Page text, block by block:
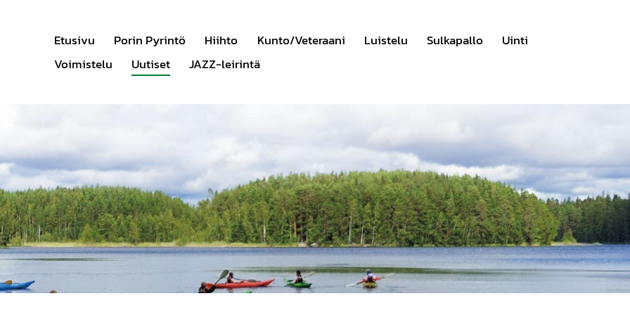
Etusivu Porin Pyrintö Hiihto Kunto/Veteraani Luistelu Sulkapallo
Uinti
Voimistelu
Uutiset JAZZ-leirintä